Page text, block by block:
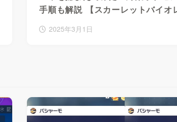
手順も解説 【スカーレットバイオ
2025年3月1日